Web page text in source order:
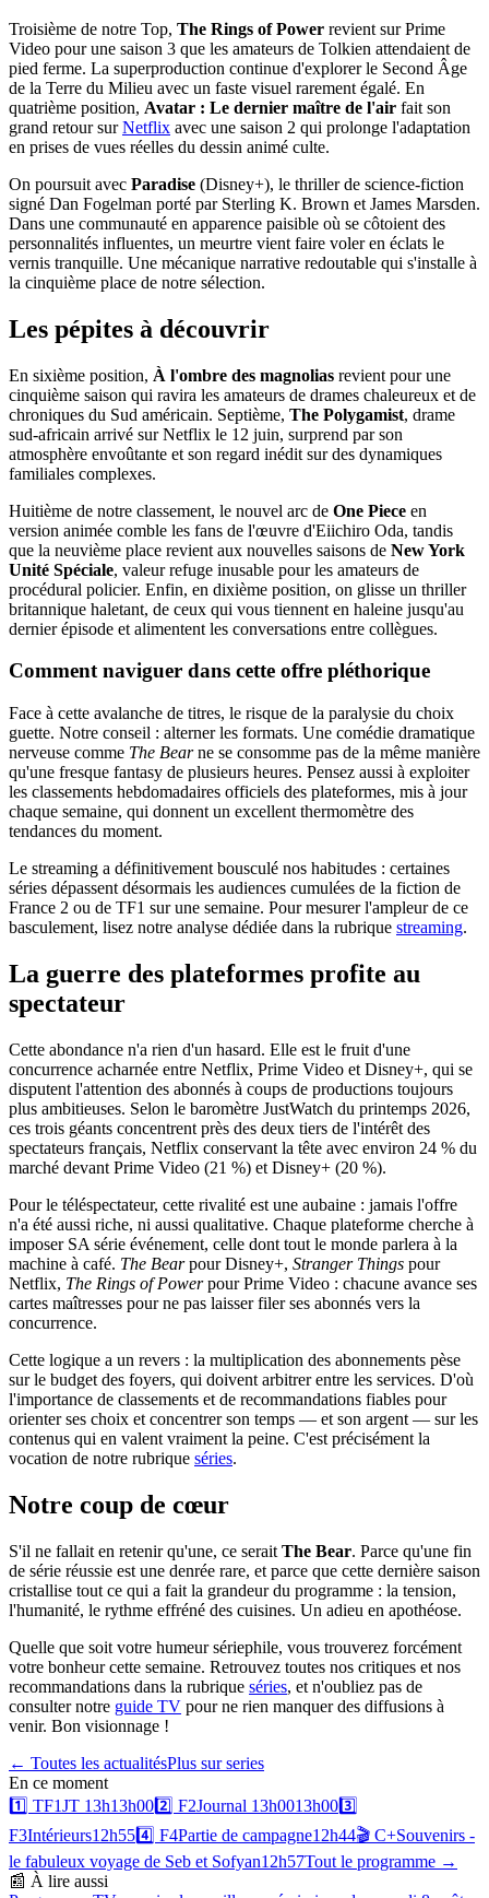
Troisième de notre Top, The Rings of Power revient sur Prime
Video pour une saison 3 que les amateurs de Tolkien attendaient de
pied ferme. La superproduction continue d'explorer le Second Âge
de la Terre du Milieu avec un faste visuel rarement égalé. En
quatrième position, Avatar : Le dernier maître de l'air fait son
grand retour surNetflix avec une saison 2 qui prolonge l'adaptation
en prises de vues réelles du dessin animé culte.
On poursuit avec Paradise (Disney+), le thriller de science-fiction
signé Dan Fogelman porté par Sterling K. Brown et James Marsden.
Dans une communauté en apparence paisible où se côtoient des
personnalités influentes, un meurtre vient faire voler en éclats le
vernis tranquille. Une mécanique narrative redoutable qui s'installe à
la cinquième place de notre sélection.
Les pépites à découvrir
En sixième position, À l'ombre des magnolias revient pour une
cinquième saison qui ravira les amateurs de drames chaleureux et de
chroniques du Sud américain. Septième, The Polygamist, drame
sud-africain arrivé sur Netflix le 12 juin, surprend par son
atmosphère envoûtante et son regard inédit sur des dynamiques
familiales complexes.
Huitième de notre classement, le nouvel arc de One Piece en
version animée comble les fans de l'œuvre d'Eiichiro Oda, tandis
que la neuvième place revient aux nouvelles saisons de New York
Unité Spéciale, valeur refuge inusable pour les amateurs de
procédural policier. Enfin, en dixième position, on glisse un thriller
britannique haletant, de ceux qui vous tiennent en haleine jusqu'au
dernier épisode et alimentent les conversations entre collègues.
Comment naviguer dans cette offre pléthorique
Face à cette avalanche de titres, le risque de la paralysie du choix
guette. Notre conseil : alterner les formats. Une comédie dramatique
nerveuse comme The Bearne se consomme pas de la même manière
qu'une fresque fantasy de plusieurs heures. Pensez aussi à exploiter
les classements hebdomadaires officiels des plateformes, mis à jour
chaque semaine, qui donnent un excellent thermomètre des
tendances du moment.
Le streaming a définitivement bousculé nos habitudes : certaines
séries dépassent désormais les audiences cumulées de la fiction de
France 2 ou de TF1 sur une semaine. Pour mesurer l'ampleur de ce
basculement, lisez notre analyse dédiée dans la rubrique streaming.
La guerre des plateformes profite au
spectateur
Cette abondance n'a rien d'un hasard. Elle est le fruit d'une
concurrence acharnée entre Netflix, Prime Video et Disney+, qui se
disputent l'attention des abonnés à coups de productions toujours
plus ambitieuses. Selon le baromètre JustWatch du printemps 2026,
ces trois géants concentrent près des deux tiers de l'intérêt des
spectateurs français, Netflix conservant la tête avec environ 24 % du
marché devant Prime Video (21 %) et Disney+ (20 %).
Pour le téléspectateur, cette rivalité est une aubaine : jamais l'offre
n'a été aussi riche, ni aussi qualitative. Chaque plateforme cherche à
imposer SA série événement, celle dont tout le monde parlera à la
machine à café. The Bearpour Disney+, Stranger Things pour
Netflix, The Rings of Powerpour Prime Video : chacune avance ses
cartes maîtresses pour ne pas laisser filer ses abonnés vers la
concurrence.
Cette logique a un revers : la multiplication des abonnements pèse
sur le budget des foyers, qui doivent arbitrer entre les services. D'où
l'importance de classements et de recommandations fiables pour
orienter ses choix et concentrer son temps — et son argent — sur les
contenus qui en valent vraiment la peine. C'est précisément la
vocation de notre rubrique séries.
Notre coup de cœur
S'il ne fallait en retenir qu'une, ce serait The Bear. Parce qu'une fin
de série réussie est une denrée rare, et parce que cette dernière saison
cristallise tout ce qui a fait la grandeur du programme : la tension,
l'humanité, le rythme effréné des cuisines. Un adieu en apothéose.
Quelle que soit votre humeur sériephile, vous trouverez forcément
votre bonheur cette semaine. Retrouvez toutes nos critiques et nos
recommandations dans la rubrique séries, et n'oubliez pas de
consulter notre guide TV pour ne rien manquer des diffusions à
venir. Bon visionnage !
← Toutes les actualitésPlus surseries
En ce moment
1️⃣ TF1JT 13h13h002️⃣ F2Journal 13h0013h003️⃣
F3Intérieurs12h554️⃣ F4Partie de campagne12h44🎬 C+Souvenirs -
le fabuleux voyage de Seb et Sofyan12h57Tout le programme →
📰 À lire aussi